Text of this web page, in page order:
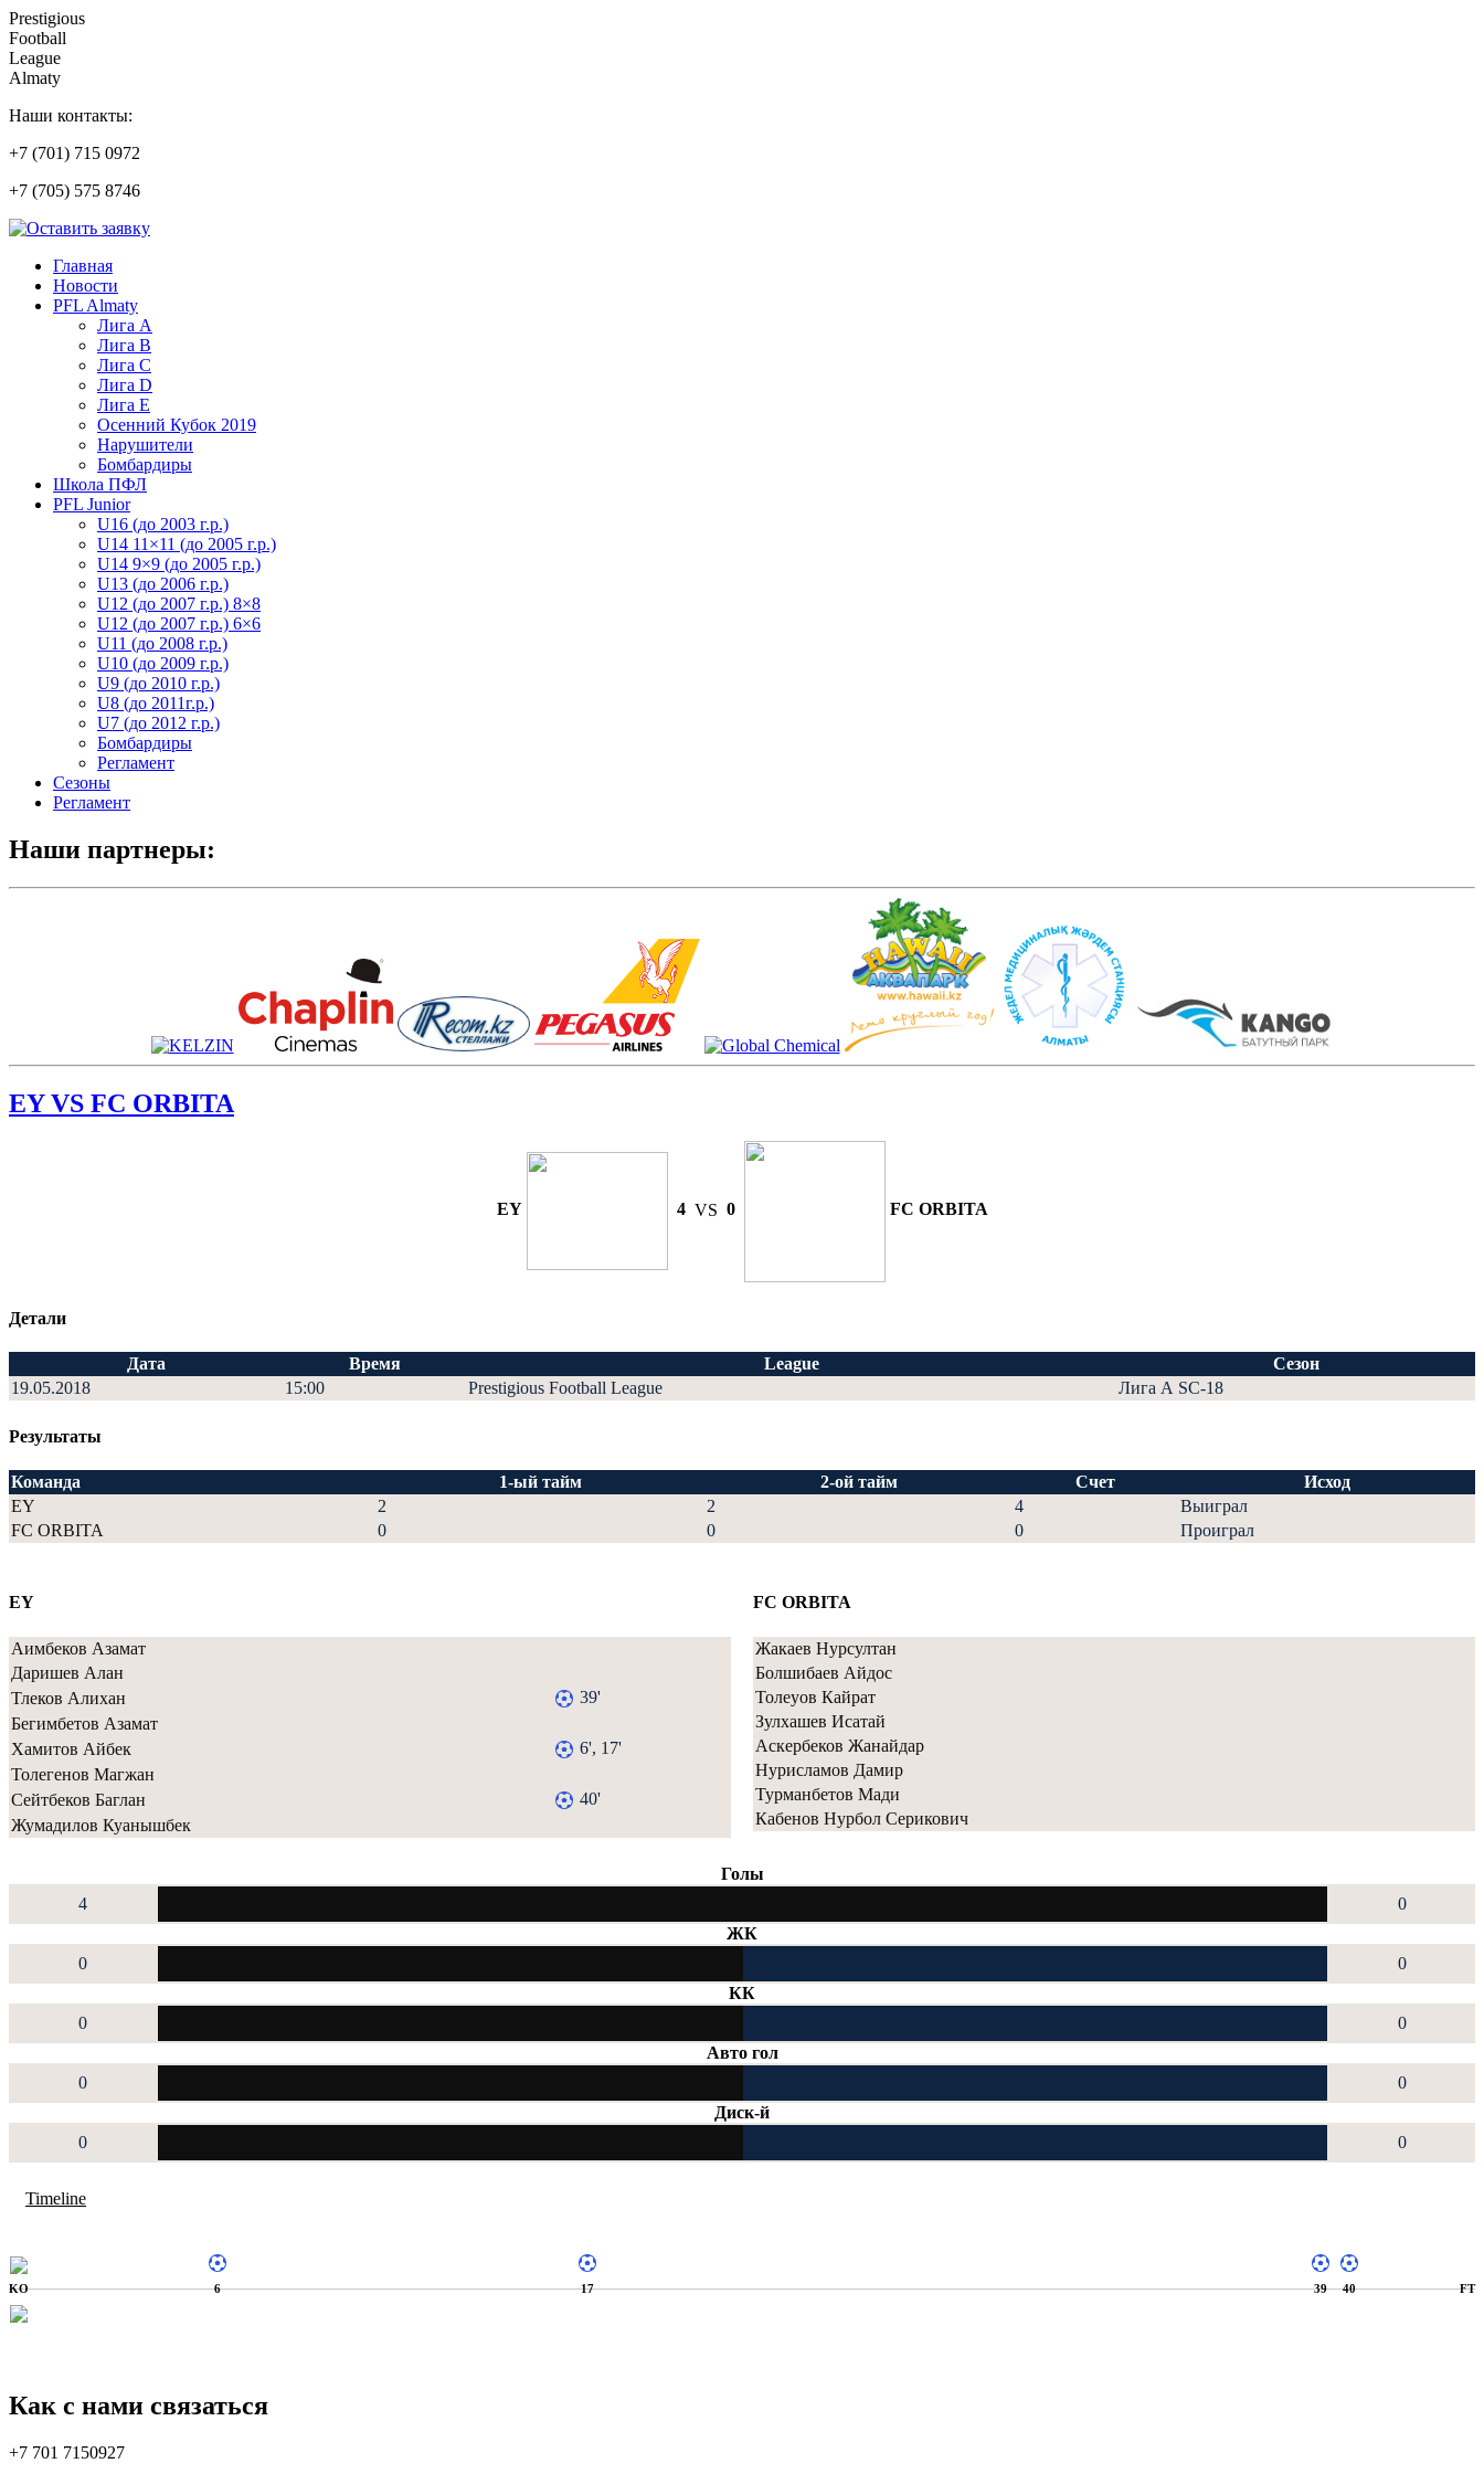
Prestigious
Football
League
Almaty
Наши контакты:
+7 (701) 715 0972
+7 (705) 575 8746
Главная
Новости
PFL Almaty
Лига A
Лига В
Лига С
Лига D
Лига Е
Осенний Кубок 2019
Нарушители
Бомбардиры
Школа ПФЛ
PFL Junior
U16 (до 2003 г.р.)
U14 11×11 (до 2005 г.р.)
U14 9×9 (до 2005 г.р.)
U13 (до 2006 г.р.)
U12 (до 2007 г.р.) 8×8
U12 (до 2007 г.р.) 6×6
U11 (до 2008 г.р.)
U10 (до 2009 г.р.)
U9 (до 2010 г.р.)
U8 (до 2011г.р.)
U7 (до 2012 г.р.)
Бомбардиры
Регламент
Сезоны
Регламент
Наши партнеры:
EY VS FC ORBITA
EY 4 VS 0 FC ORBITA
Детали
Дата Время League
Сезон
19.05.2018
15:00 Prestigious Football League Лига А SC-18
Результаты
Команда 1-ый тайм 2-ой тайм Счет
Исход
EY
2 2 4
Выиграл
FC ORBITA
0 0 0 Проиграл
EY
Аимбеков Азамат
Даришев Алан
Тлеков Алихан
39'
Бегимбетов Азамат
Хамитов Айбек
6', 17'
Толегенов Магжан
Сейтбеков Баглан
40'
Жумадилов Куанышбек
FC ORBITA
Жакаев Нурсултан
Болшибаев Айдос
Толеуов Кайрат
Зулхашев Исатай
Аскербеков Жанайдар
Нурисламов Дамир
Турманбетов Мади
Кабенов Нурбол Серикович
Голы
4
0
ЖК
0
0
КК
0
0
Авто гол
0
0
Диск-й
0
0
Timeline
KO 6 17 39 40 FT
Как с нами связаться
+7 701 7150927